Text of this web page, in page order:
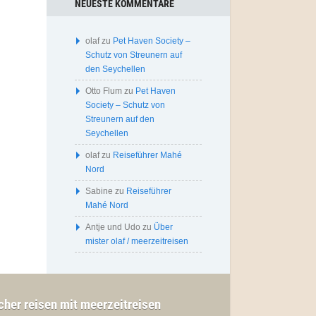
NEUESTE KOMMENTARE
olafzu Pet Haven Society –
Schutz von Streunern auf
den Seychellen
Otto Flum zu Pet Haven
Society – Schutz von
Streunern auf den
Seychellen
olafzu Reiseführer Mahé
Nord
Sabine zu Reiseführer
Mahé Nord
Antje und Udo zu Über
mister olaf / meerzeitreisen
reisen mit meerzeitreisen